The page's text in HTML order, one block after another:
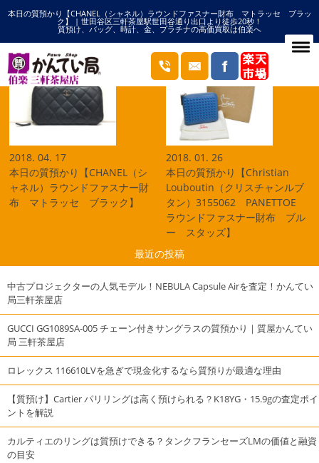
本日の質預かり【CHANEL（シャネル）ラウンドファスナー財布 マトラッセ ブラッ
ク】 | 世田谷区三軒茶屋駅世田谷通り出口より徒歩20秒！
質預け、バッグ、時計、金、プラチナの高価買取は伯楽へ
HOME ラウンドファスナー財布の記事一覧
ブログ
2018. 04. 17
本日の質預かり【CHANEL（シ
ャネル）ラウンドファスナー財
布 マトラッセ ブラック】
2018. 01. 26
本日の質預かり【Christian
Louboutin（クリスチャンルブ
タン）3155062 PANETTOE
ラウンドファスナー財布 ブル
ー スタッズ】
最近の投稿
中古プロジェクターの人気モデル！NEBULA Capsule Airを査定！かんてい
局三軒茶屋店
GUCCI GG1089SA-005 チェーン付きサングラスの質預かり｜質屋かんてい
局 三軒茶屋店
ロレックス 116610LVを急ぎで現金化するなら質預りが最適な理由
【質預け】Cartier パリリングは高く預けられる？K18YG・15.9gの査定ポイ
ントを解説
カルティエのリングは質預けできる？タンクフランセーズLMの価値と融資
の目安